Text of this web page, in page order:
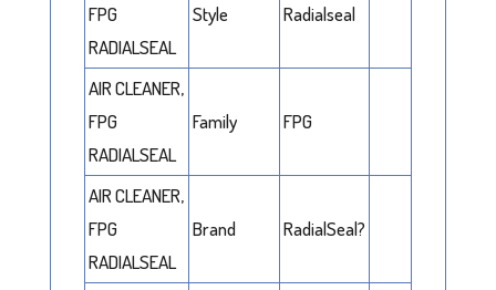
FPG
RADIALSEAL
Style Radialseal
AIR CLEANER,
FPG
RADIALSEAL
Family FPG
AIR CLEANER,
FPG
RADIALSEAL
Brand RadialSeal?